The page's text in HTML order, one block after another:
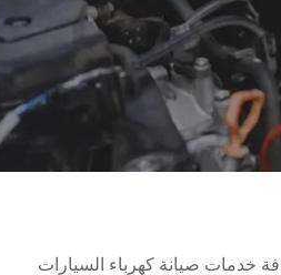
خدمات صيانة كهرباء السيارات